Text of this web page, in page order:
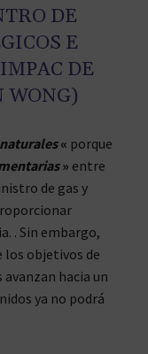
DE
E
DE
WONG)
« porque
» entre
de gas y
. Sin embargo,
los objetivos de
hacia un
ya no podrá